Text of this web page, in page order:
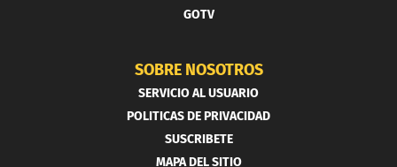
GOTV
SOBRE NOSOTROS
SERVICIO AL USUARIO
POLITICAS DE PRIVACIDAD
SUSCRIBETE
MAPA DEL SITIO